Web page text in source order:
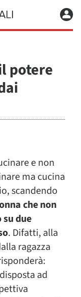
potere
e non
ma cucina
scandendo
che non
su due
. Difatti, alla
ragazza
ad